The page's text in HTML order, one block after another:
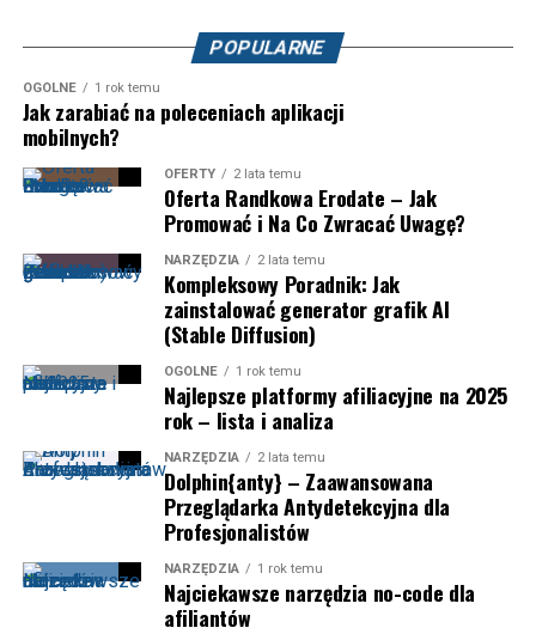
POPULARNE
OGÓLNE 1 rok temu
Jak zarabiać na poleceniach aplikacji
mobilnych?
OFERTY 2 lata temu
Oferta Randkowa Erodate – Jak
Promować i Na Co Zwracać Uwagę?
NARZĘDZIA 2 lata temu
Kompleksowy Poradnik: Jak
zainstalować generator grafik AI
(Stable Diffusion)
OGÓLNE 1 rok temu
Najlepsze platformy afiliacyjne na 2025
rok – lista i analiza
NARZĘDZIA 2 lata temu
Dolphin{anty} – Zaawansowana
Przeglądarka Antydetekcyjna dla
Profesjonalistów
NARZĘDZIA 1 rok temu
Najciekawsze narzędzia no-code dla
afiliantów